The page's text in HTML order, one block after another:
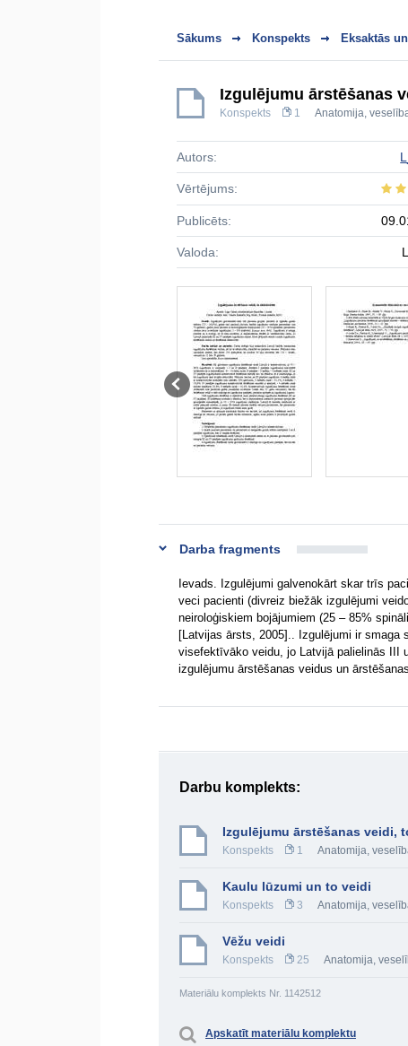
Sākums Konspekts Eksaktās
Izgulējumu ārstēšanas
Konspekts 1 Anatomija,
Autors:
Vērtējums:
Publicēts:
Valoda:
Darba fragments
Ievads. Izgulējumi galvenokārt skar trīs
veci pacienti (divreiz biežāk izgulējumi
neiroloģiskiem bojājumiem (25 – 85%
[Latvijas ārsts, 2005].. Izgulējumi ir
visefektīvāko veidu, jo Latvijā palielinās III
izgulējumu ārstēšanas veidus un
Darbu komplekts:
Izgulējumu ārstēšanas veidi,
Konspekts 1 Anatomija,
Kaulu lūzumi un to veidi
Konspekts 3 Anatomija,
Vēžu veidi
Konspekts 25 Anatomija,
Materiālu komplekts Nr. 1142512
Apskatīt materiālu komplektu